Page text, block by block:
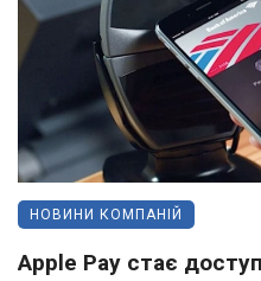
НОВИНИ КОМПАНІЙ
Apple Pay стає